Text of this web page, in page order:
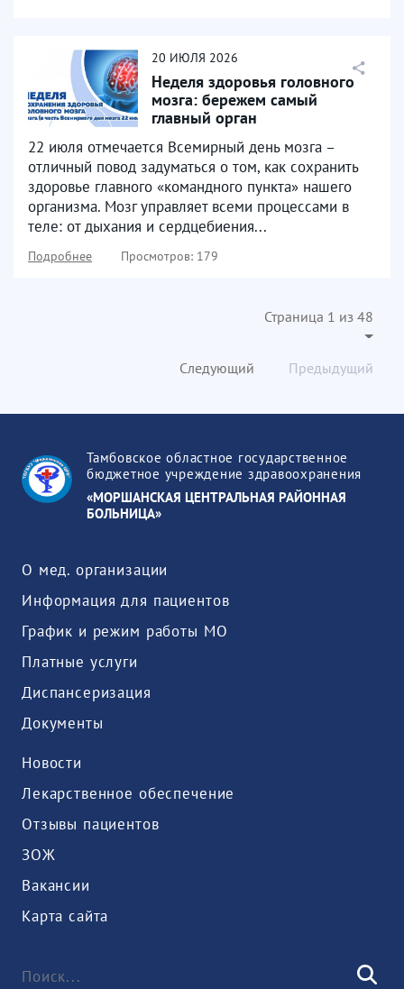
20 ИЮЛЯ 2026
Неделя здоровья головного
мозга: бережем самый
главный орган
22 июля отмечается Всемирный день мозга –
отличный повод задуматься о том, как сохранить
здоровье главного «командного пункта» нашего
организма. Мозг управляет всеми процессами в
теле: от дыхания и сердцебиения...
Подробнее Просмотров: 179
Страница 1 из 48
Предыдущий
Следующий
Тамбовское областное государственное
бюджетное учреждение здравоохранения
«МОРШАНСКАЯ ЦЕНТРАЛЬНАЯ РАЙОННАЯ
БОЛЬНИЦА»
О мед. организации
Информация для пациентов
График и режим работы МО
Платные услуги
Диспансеризация
Документы
Новости
Лекарственное обеспечение
Отзывы пациентов
ЗОЖ
Вакансии
Карта сайта